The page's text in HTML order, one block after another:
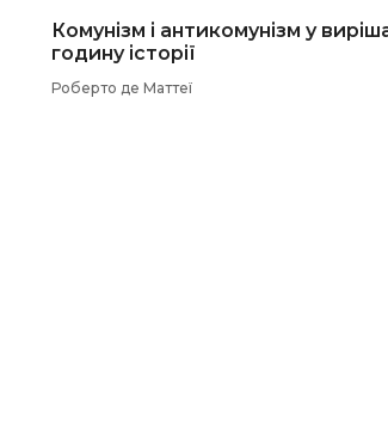
Комунізм і антикомунізм у
годину історії
Роберто де Маттеї